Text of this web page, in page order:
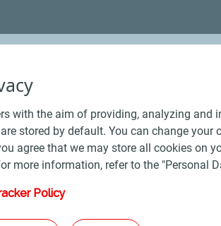
- Conditions Générales de Vente Produits
Plan du site - Les sites de la
with the aim of providing, analyzing
stored by default. You can change
agree that we may store all cookies on
more information, refer to the "Personal
Policy